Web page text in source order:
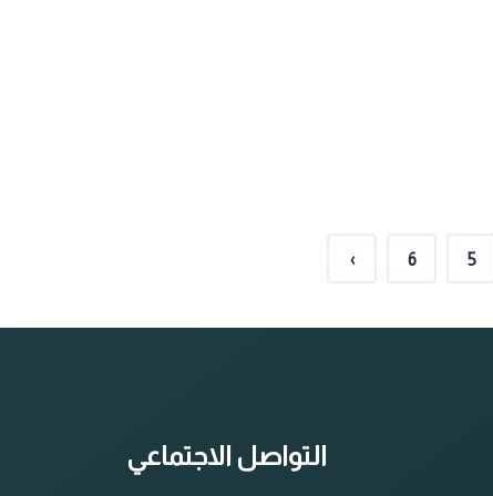
5
6
›
التواصل الاجتماعي